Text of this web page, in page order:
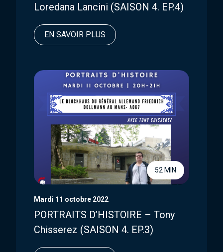
Loredana Lancini (SAISON 4. EP.4)
EN SAVOIR PLUS
52 MIN
Mardi 11 octobre 2022
PORTRAITS D’HISTOIRE – Tony
Chisserez (SAISON 4. EP.3)